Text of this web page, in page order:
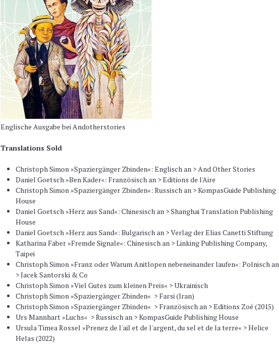
Englische Ausgabe bei Andotherstories
Translations Sold
Christoph Simon »Spaziergänger Zbinden«: Englisch an > And Other Stories
Daniel Goetsch »Ben Kader«: Französisch an >Editions de l'Aire
Christoph Simon »Spaziergänger Zbinden«: Russisch an > KompasGuide Publishing
House
Daniel Goetsch »Herz aus Sand«: Chinesisch an > Shanghai Translation Publishing
House
Daniel Goetsch »Herz aus Sand«: Bulgarisch an > Verlag der Elias Canetti Stiftung
Katharina Faber »Fremde Signale«: Chinesisch an > Linking Publishing Company,
Taipei
Christoph Simon »Franz oder Warum Anitlopen nebeneinander laufen«: Polnisch an
> Jacek Santorski & Co
Christoph Simon »Viel Gutes zum kleinen Preis« > Ukrainisch
Christoph Simon »Spaziergänger Zbinden« > Farsi (Iran)
Christoph Simon »Spaziergänger Zbinden« > Französisch an > Editions Zoé (2015)
Urs Mannhart »Luchs« > Russisch an > KompasGuide Publishing House
Ursula Timea Rossel »Prenez de l'ail et de l'argent, du sel et de la terre« > Helice
Helas (2022)